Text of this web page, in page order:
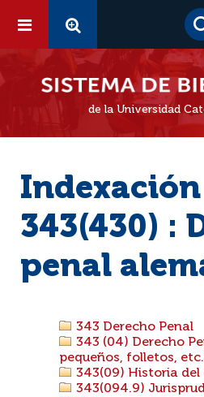
de la Universidad
Indexación
343(430) :
penal
343 Derecho Penal
343 (04) Derecho
pequeños, folletos,
343(09) Historia del
343(094.9)